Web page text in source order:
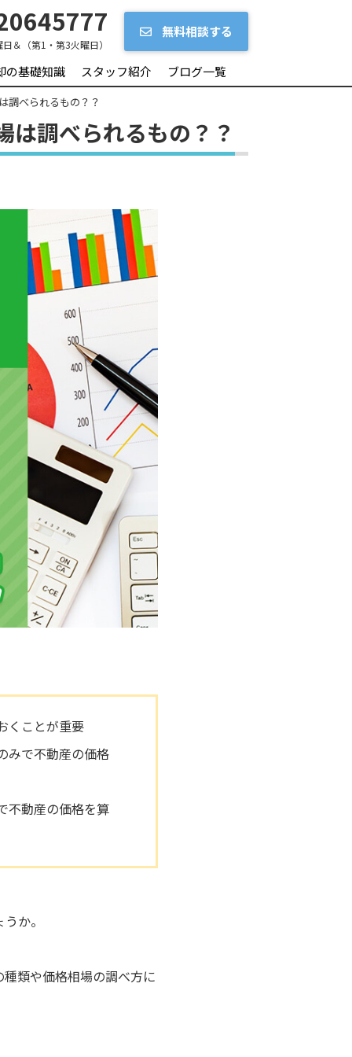
＆（第1・第3火曜日）
無料相談する
の基礎知識 スタッフ紹介 ブログ一覧
調べられるもの？？
は調べられるもの？？
くことが重要
みで不動産の価格
不動産の価格を算
か。
類や価格相場の調べ方に